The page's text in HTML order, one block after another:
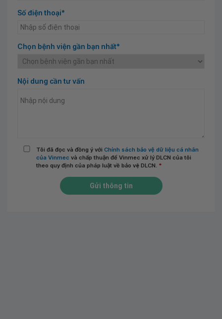
Số điện thoại*
Chọn bệnh viện gần bạn nhất*
Nội dung cần tư vấn
Tôi đã đọc và đồng ý với Chính sách bảo vệ dữ liệu cá nhân
của Vinmec và chấp thuận để Vinmec xử lý DLCN của tôi
theo quy định của pháp luật về bảo vệ DLCN. *
Gửi thông tin